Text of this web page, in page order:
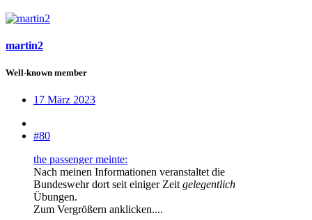
martin2
Well-known member
17 März 2023
#80
the passenger meinte:
Nach meinen Informationen veranstaltet die
Bundeswehr dort seit einiger Zeit gelegentlich
Übungen.
Zum Vergrößern anklicken....